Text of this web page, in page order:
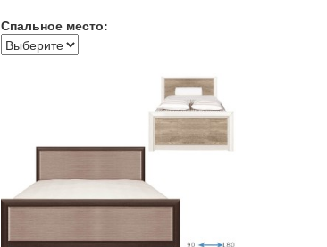
Спальное место: